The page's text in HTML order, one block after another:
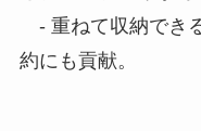
- 重ねて収納でき
約にも貢献。